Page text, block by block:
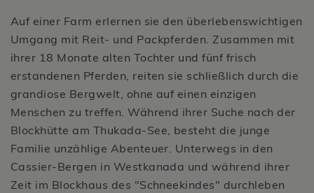
Auf einer Farm erlernen sie den überlebenswichtigen
Umgang mit Reit- und Packpferden. Zusammen mit
ihrer 18 Monate alten Tochter und fünf frisch
erstandenen Pferden, reiten sie schließlich durch die
grandiose Bergwelt, ohne auf einen einzigen
Menschen zu treffen. Während ihrer Suche nach der
Blockhütte am Thukada-See, besteht die junge
Familie unzählige Abenteuer. Unterwegs in den
Cassier-Bergen in Westkanada und während ihrer
Zeit im Blockhaus des "Schneekindes" durchleben